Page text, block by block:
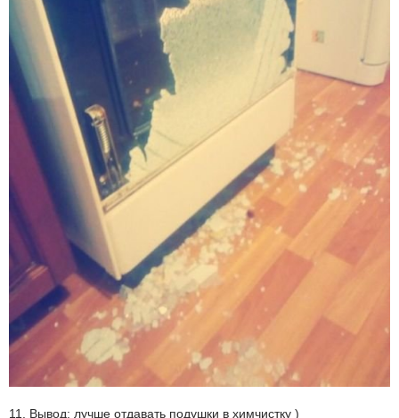
11. Вывод: лучше отдавать подушки в химчистку )